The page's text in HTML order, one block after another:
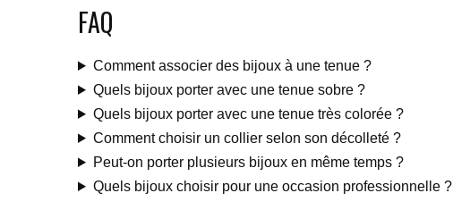
FAQ
Comment associer des bijoux à une tenue ?
Quels bijoux porter avec une tenue sobre ?
Quels bijoux porter avec une tenue très colorée ?
Comment choisir un collier selon son décolleté ?
Peut-on porter plusieurs bijoux en même temps ?
Quels bijoux choisir pour une occasion professionnelle ?